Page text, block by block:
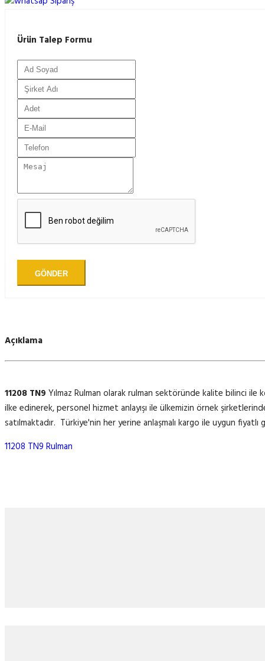
Ürün Talep Formu
GÖNDER
Açıklama
11208 TN9 Yılmaz Rulman olarak rulman sektöründe kalite bilinci
ilke edinerek, personel hizmet anlayışı ile ülkemizin örnek
satılmaktadır. Türkiye'nin her yerine anlaşmalı kargo ile uygun fiyatlı
11208 TN9 Rulman